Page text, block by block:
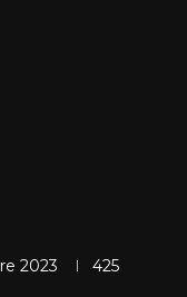
2023
425